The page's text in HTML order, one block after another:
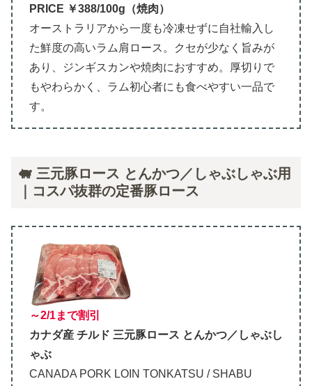
PRICE ￥388/100g（焼肉）
オーストラリアから一度も冷凍せずに自社輸入し
た鮮度の高いラム肩ロース。クセが少なく旨みが
あり、ジンギスカンや焼肉におすすめ。厚切りで
もやわらかく、ラム初心者にも食べやすい一品で
す。
🐖 三元豚ロース とんかつ／しゃぶしゃぶ用
｜コスパ抜群の定番豚ロース
～2/1まで割引
カナダ産 チルド 三元豚ロース とんかつ／しゃぶし
ゃぶ
CANADA PORK LOIN TONKATSU / SHABU